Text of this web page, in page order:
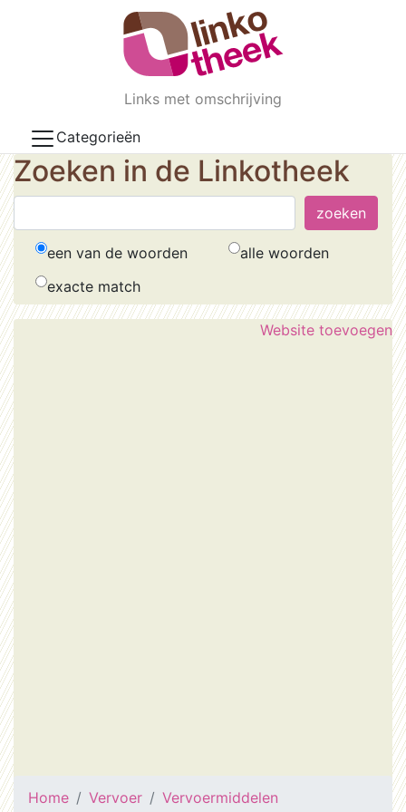
Skip to main content
Links met omschrijving
Categorieën
Zoeken in de Linkotheek
een van de woorden
alle woorden
exacte match
Website toevoegen
Home Vervoer
Vervoermiddelen